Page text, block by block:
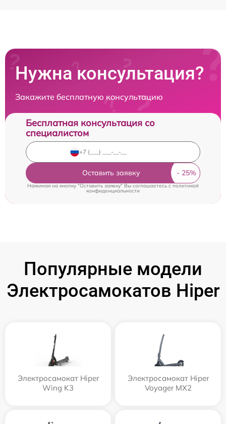
Нужна консультация?
Закажите бесплатную консультацию
Бесплатная консультация со
специалистом
Оставить заявку
Нажимая на кнопку "Оставить заявку" Вы соглашаетесь cполитикой
конфиденциальности
Популярные модели
Электросамокатов Hiper
Электросамокат Hiper
Wing K3
Электросамокат Hiper
Voyager MX2